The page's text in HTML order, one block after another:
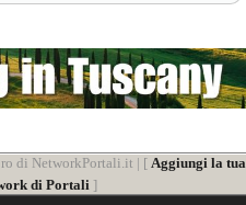
di NetworkPortali.it | [ Aggiungi la tua
di Portali]